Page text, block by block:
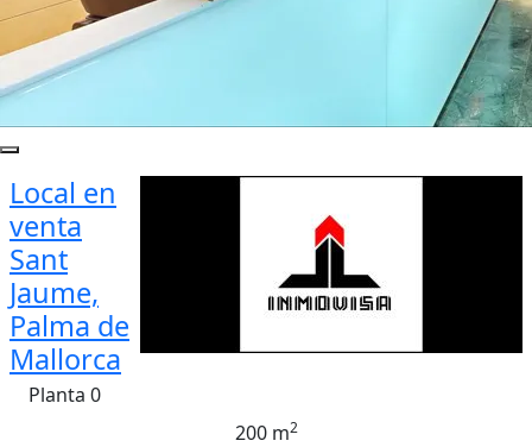
Local en
venta
Sant
Jaume,
Palma de
Mallorca
Planta 0
200 m2